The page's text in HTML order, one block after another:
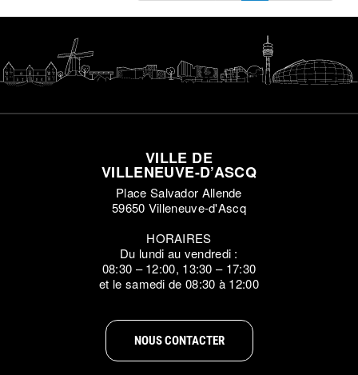
VILLE DE
VILLENEUVE-D’ASCQ
Place Salvador Allende
59650 Villeneuve-d'Ascq
HORAIRES
Du lundi au vendredi :
08:30 – 12:00, 13:30 – 17:30
et le samedi de 08:30 à 12:00
NOUS CONTACTER